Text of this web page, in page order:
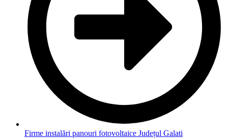
Firme instalări panouri fotovoltaice Județul Galati